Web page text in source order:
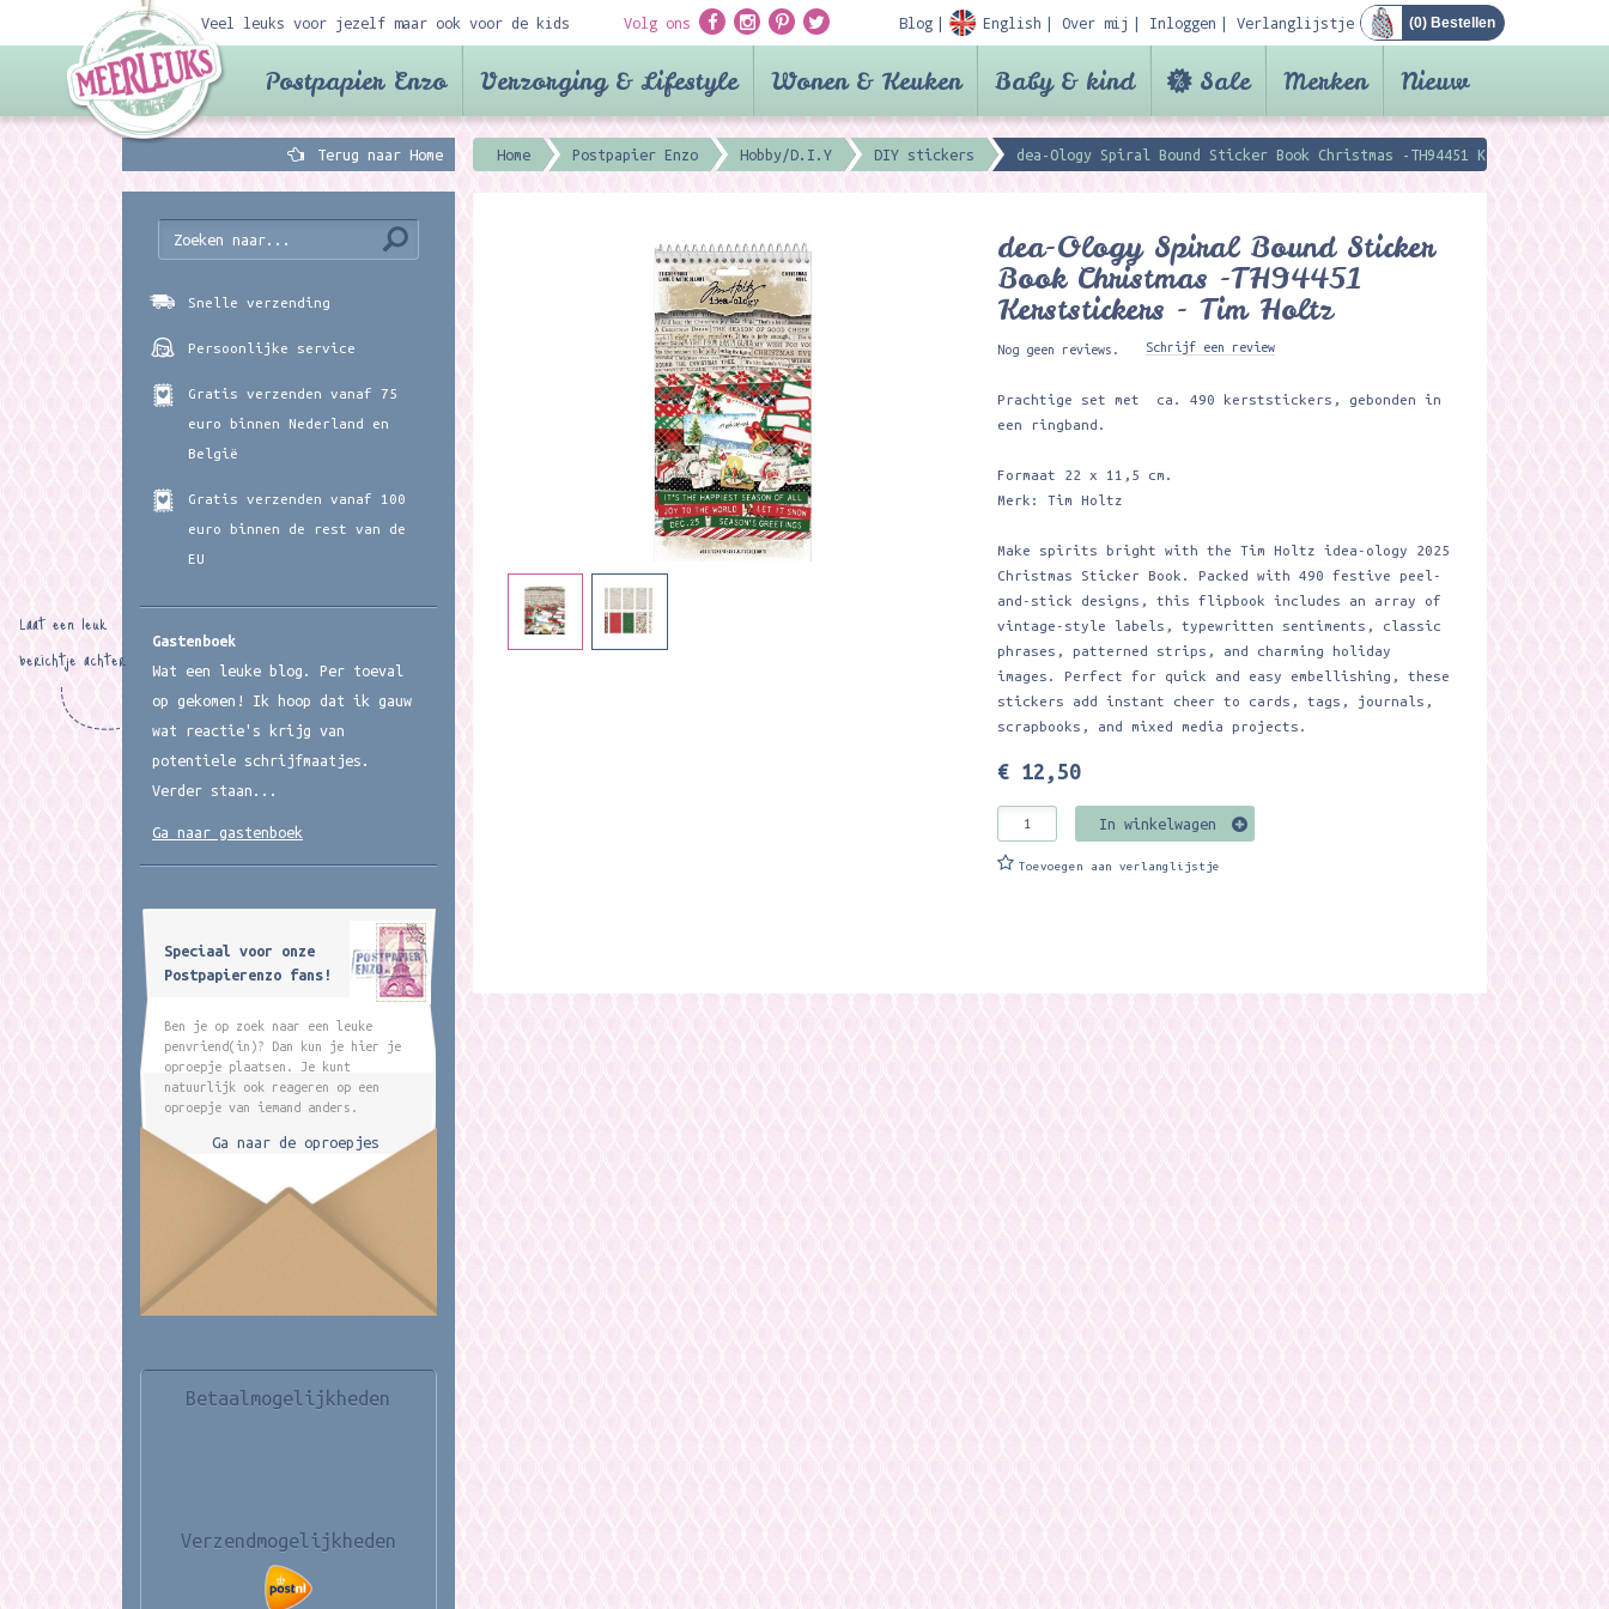
Veel leuks voor jezelf maar ook voor de kids Volg ons Blog English Over mij Inloggen Verlanglijstje (0) Bestellen
Postpapier Enzo Verzorging & Lifestyle Wonen & Keuken Baby & kind Sale Merken Nieuw
Terug naar Home Home Postpapier Enzo Hobby/D.I.Y DIY stickers dea-Ology Spiral Bound Sticker Book Christmas -TH94451 Kerststickers
dea-Ology Spiral Bound Sticker
Book Christmas -TH94451
Kerststickers - Tim Holtz
Nog geen reviews. Schrijf een review
Prachtige set met ca. 490 kerststickers, gebonden in
een ringband.
Formaat 22 x 11,5 cm.
Merk: Tim Holtz
Make spirits bright with the Tim Holtz idea-ology 2025
Christmas Sticker Book. Packed with 490 festive peel-
and-stick designs, this flipbook includes an array of
vintage-style labels, typewritten sentiments, classic
phrases, patterned strips, and charming holiday
images. Perfect for quick and easy embellishing, these
stickers add instant cheer to cards, tags, journals,
scrapbooks, and mixed media projects.
€ 12,50
In winkelwagen
Toevoegen aan verlanglijstje
Snelle verzending
Persoonlijke service
Gratis verzenden vanaf 75
euro binnen Nederland en
België
Gratis verzenden vanaf 100
euro binnen de rest van de
EU
Gastenboek
Wat een leuke blog. Per toeval
op gekomen! Ik hoop dat ik gauw
wat reactie's krijg van
potentiele schrijfmaatjes.
Verder staan...
Laat een leuk
berichtje achter
Ga naar gastenboek
Speciaal voor onze
Postpapierenzo fans!
Ben je op zoek naar een leuke
penvriend(in)? Dan kun je hier je
oproepje plaatsen. Je kunt
natuurlijk ook reageren op een
oproepje van iemand anders.
Ga naar de oproepjes
Betaalmogelijkheden
Verzendmogelijkheden